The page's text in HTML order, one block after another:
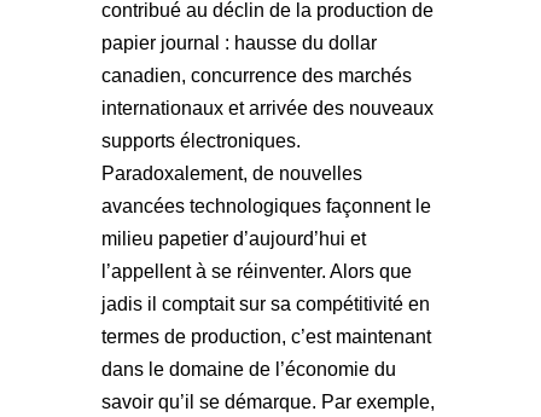
contribué au déclin de la production de
papier journal : hausse du dollar
canadien, concurrence des marchés
internationaux et arrivée des nouveaux
supports électroniques.
Paradoxalement, de nouvelles
avancées technologiques façonnent le
milieu papetier d’aujourd’hui et
l’appellent à se réinventer. Alors que
jadis il comptait sur sa compétitivité en
termes de production, c’est maintenant
dans le domaine de l’économie du
savoir qu’il se démarque. Par exemple,